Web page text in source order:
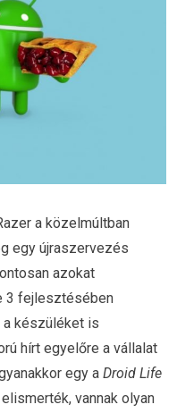
a közelmúltban
egy újraszervezés
azokat
3 fejlesztésében
készüléket is
hírt egyelőre a vállalat
egy a Droid Life
vannak olyan